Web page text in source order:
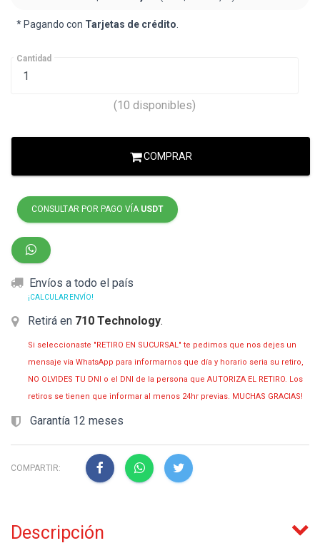
* Pagando con Tarjetas de crédito
Cantidad
(10 disponibles)
COMPRAR
CONSULTAR POR PAGO VÍA USDT
Envíos a todo el país
¡CALCULAR ENVÍO!
Retirá en 710 Technology.
Si seleccionaste "RETIRO EN SUCURSAL" te pedimos que nos dejes un
mensaje vía WhatsApp para informarnos que día y horario seria su retiro,
NO OLVIDES TU DNI o el DNI de la persona que AUTORIZA EL RETIRO. Los
retiros se tienen que informar al menos 24hr previas. MUCHAS GRACIAS!
Garantía 12 meses
COMPARTIR:
Descripción